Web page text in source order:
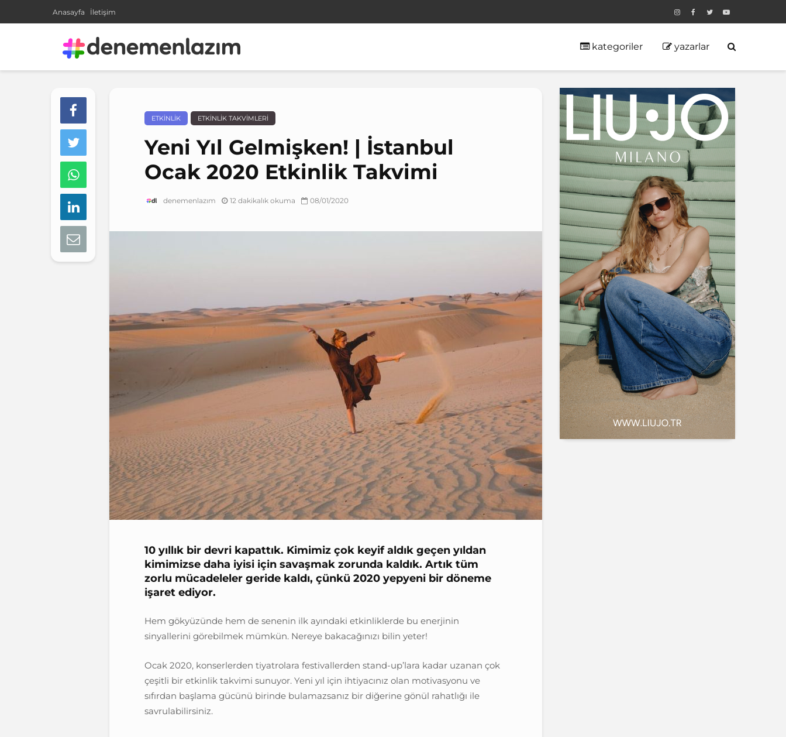
Anasayfa İletişim
kategoriler yazarlar
ETKINLIK ETKINLIK TAKVIMLERI
Yeni Yıl Gelmişken! | İstanbul
Ocak 2020 Etkinlik Takvimi
denemenlazım 12 dakikalık okuma 08/01/2020
10 yıllık bir devri kapattık. Kimimiz çok keyif aldık geçen yıldan
kimimizse daha iyisi için savaşmak zorunda kaldık. Artık tüm
zorlu mücadeleler geride kaldı, çünkü 2020 yepyeni bir döneme
işaret ediyor.
Hem gökyüzünde hem de senenin ilk ayındaki etkinliklerde bu enerjinin
sinyallerini görebilmek mümkün. Nereye bakacağınızı bilin yeter!
Ocak 2020, konserlerden tiyatrolara festivallerden stand-up’lara kadar uzanan çok
çeşitli bir etkinlik takvimi sunuyor. Yeni yıl için ihtiyacınız olan motivasyonu ve
sıfırdan başlama gücünü birinde bulamazsanız bir diğerine gönül rahatlığı ile
savrulabilirsiniz.